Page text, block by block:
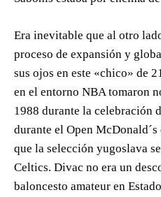
Era inevitable que al otro
proceso de expansión y
sus ojos en este «chico» de
en el entorno NBA tomaron
1988 durante la celebración
durante el Open
que la selección yugoslava
Celtics. Divac no era un
baloncesto amateur en